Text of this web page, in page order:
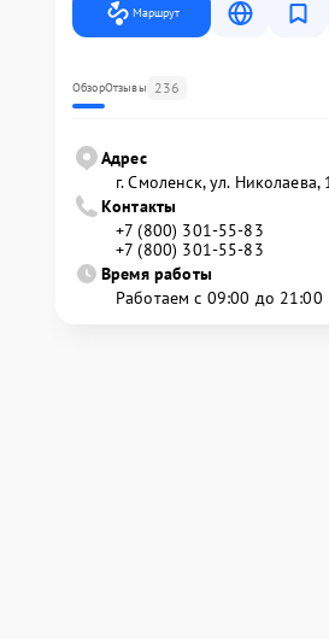
Маршрут
ОбзорОтзывы 236
Адрес
г. Смоленск, ул. Николаева,
Контакты
+7 (800) 301-55-83
+7 (800) 301-55-83
Время работы
Работаем с 09:00 до 21:00